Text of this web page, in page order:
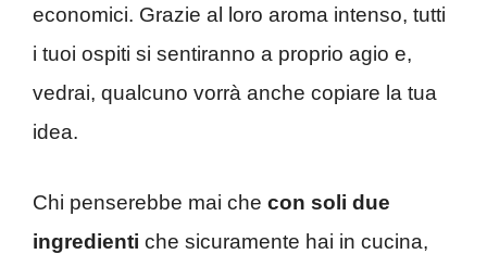
economici. Grazie al loro aroma intenso, tutti
i tuoi ospiti si sentiranno a proprio agio e,
vedrai, qualcuno vorrà anche copiare la tua
idea.
Chi penserebbe mai che con soli due
ingredienti che sicuramente hai in cucina,